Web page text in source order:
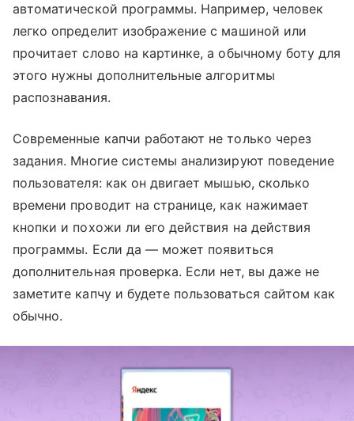
автоматической программы. Например, человек
легко определит изображение с машиной или
прочитает слово на картинке, а обычному боту для
этого нужны дополнительные алгоритмы
распознавания.
Современные капчи работают не только через
задания. Многие системы анализируют поведение
пользователя: как он двигает мышью, сколько
времени проводит на странице, как нажимает
кнопки и похожи ли его действия на действия
программы. Если да — может появиться
дополнительная проверка. Если нет, вы даже не
заметите капчу и будете пользоваться сайтом как
обычно.